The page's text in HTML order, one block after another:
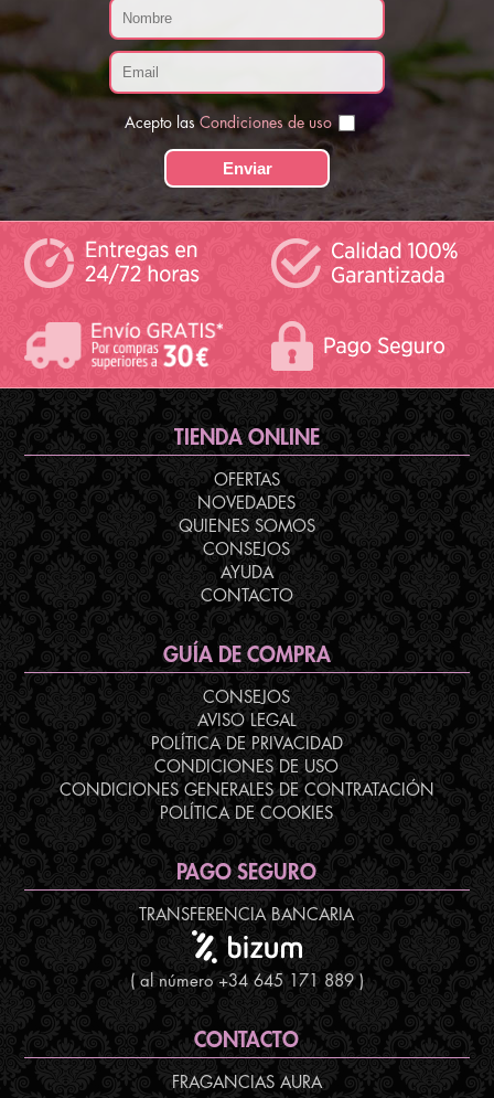
Acepto las Condiciones de uso
TIENDA ONLINE
OFERTAS
NOVEDADES
QUIENES SOMOS
CONSEJOS
AYUDA
CONTACTO
GUÍA DE COMPRA
CONSEJOS
AVISO LEGAL
POLÍTICA DE PRIVACIDAD
CONDICIONES DE USO
CONDICIONES GENERALES DE CONTRATACIÓN
POLÍTICA DE COOKIES
PAGO SEGURO
TRANSFERENCIA BANCARIA
( al número +34 645 171 889 )
CONTACTO
FRAGANCIAS AURA